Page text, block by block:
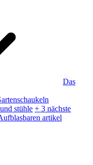
Das
stühle + 3 nächste
artikel